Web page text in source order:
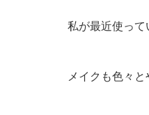
私が最近使っ
メイクも色々